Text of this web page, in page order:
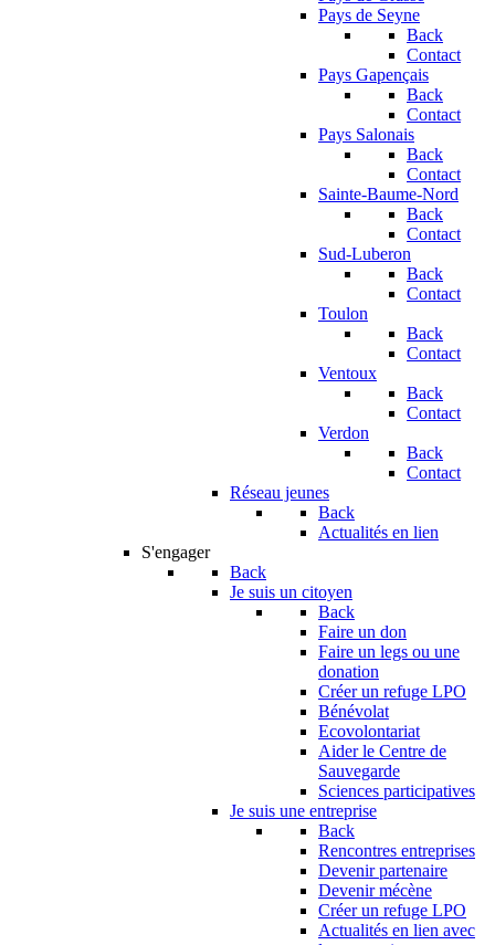
Pays de Seyne
Back
Contact
Pays Gapençais
Back
Contact
Pays Salonais
Back
Contact
Sainte-Baume-Nord
Back
Contact
Sud-Luberon
Back
Contact
Toulon
Back
Contact
Ventoux
Back
Contact
Verdon
Back
Contact
Réseau jeunes
Back
Actualités en lien
S'engager
Back
Je suis un citoyen
Back
Faire un don
Faire un legs ou une
donation
Créer un refuge LPO
Bénévolat
Ecovolontariat
Aider le Centre de
Sauvegarde
Sciences participatives
Je suis une entreprise
Back
Rencontres entreprises
Devenir partenaire
Devenir mécène
Créer un refuge LPO
Actualités en lien avec